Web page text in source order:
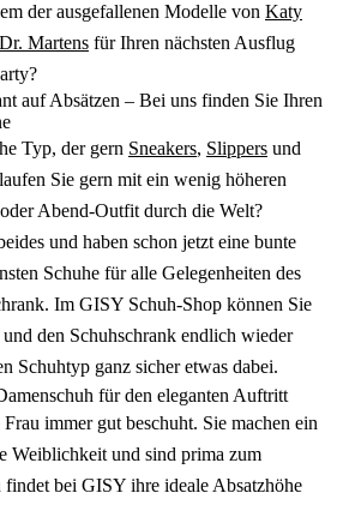
der ausgefallenen Modelle von Katy
Dr. Martens für Ihren nächsten Ausflug
auf Absätzen – Bei uns finden Sie Ihren
Typ, der gern Sneakers, Slippers und
Sie gern mit ein wenig höheren
Abend-Outfit durch die Welt?
und haben schon jetzt eine bunte
Schuhe für alle Gelegenheiten des
Im GISY Schuh-Shop können Sie
den Schuhschrank endlich wieder
Schuhtyp ganz sicher etwas dabei.
für den eleganten Auftritt
immer gut beschuht. Sie machen ein
Weiblichkeit und sind prima zum
findet bei GISY ihre ideale Absatzhöhe